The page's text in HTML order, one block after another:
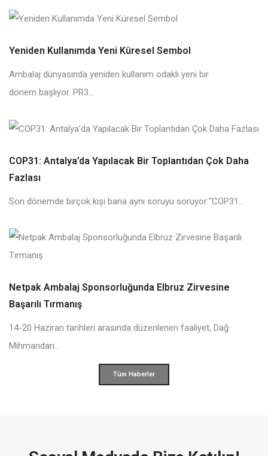
Yeniden Kullanımda Yeni Küresel Sembol
Ambalaj dünyasında yeniden kullanım odaklı yeni bir
dönem başlıyor. PR3...
COP31: Antalya’da Yapılacak Bir Toplantıdan Çok Daha
Fazlası
Son dönemde birçok kişi bana aynı soruyu soruyor:“COP31...
Netpak Ambalaj Sponsorluğunda Elbruz Zirvesine
Başarılı Tırmanış
14-20 Haziran tarihleri arasında düzenlenen faaliyet, Dağ
Mihmandarı...
Tüm Haberler